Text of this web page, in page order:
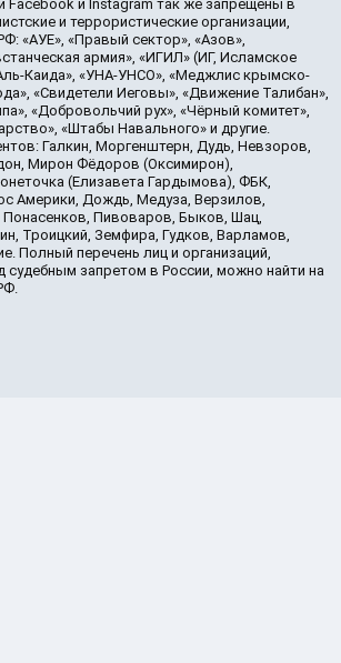
Facebook и Instagram так же запрещены в
и террористические организации,
«АУЕ», «Правый сектор», «Азов»,
армия», «ИГИЛ» (ИГ, Исламское
Каида», «УНА-УНСО», «Меджлис крымско-
«Свидетели Иеговы», «Движение Талибан»,
«Добровольчий рух», «Чёрный комитет»,
«Штабы Навального» и другие.
Галкин, Моргенштерн, Дудь, Невзоров,
Мирон Фёдоров (Оксимирон),
(Елизавета Гардымова), ФБК,
Америки, Дождь, Медуза, Верзилов,
Понасенков, Пивоваров, Быков, Шац,
Троицкий, Земфира, Гудков, Варламов,
Полный перечень лиц и организаций,
судебным запретом в России, можно найти на